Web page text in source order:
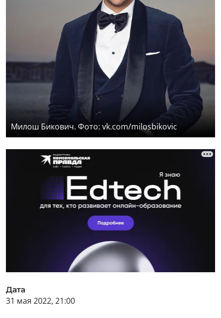
Милош Бикович. Фото: vk.com/milosbikovic
Дата
31 мая 2022, 21:00